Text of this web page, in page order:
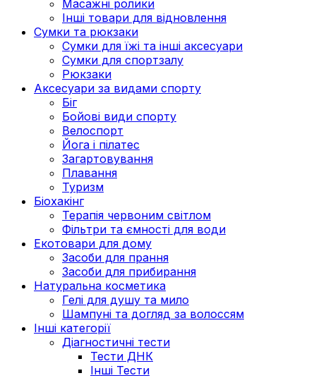
Масажні ролики
Інші товари для відновлення
Сумки та рюкзаки
Сумки для їжі та інші аксесуари
Сумки для спортзалу
Рюкзаки
Аксесуари за видами спорту
Біг
Бойові види спорту
Велоспорт
Йога і пілатес
Загартовування
Плавання
Туризм
Біохакінг
Терапія червоним світлом
Фільтри та ємності для води
Екотовари для дому
Засоби для прання
Засоби для прибирання
Натуральна косметика
Гелі для душу та мило
Шампуні та догляд за волоссям
Інші категорії
Діагностичні тести
Тести ДНК
Інші Тести